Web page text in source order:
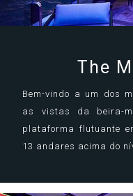
The
Bem-vindo a um dos
as vistas da beira-
plataforma flutuante
13 andares acima do